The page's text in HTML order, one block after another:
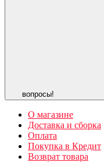
вопросы!
О магазине
Доставка и сборка
Оплата
Покупка в Кредит
Возврат товара